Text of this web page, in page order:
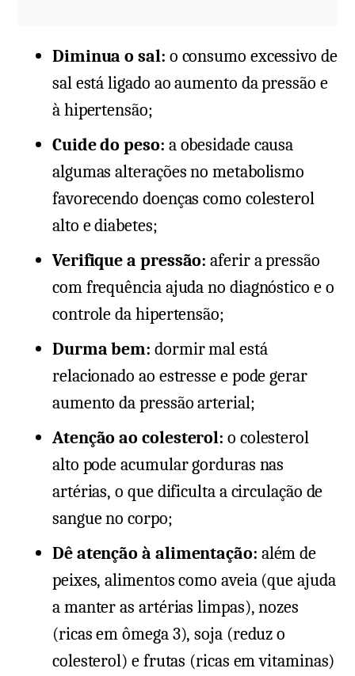
Diminua o sal: o consumo excessivo de
sal está ligado ao aumento da pressão e
à hipertensão;
Cuide do peso: a obesidade causa
algumas alterações no metabolismo
favorecendo doenças como colesterol
alto e diabetes;
Verifique a pressão: aferir a pressão
com frequência ajuda no diagnóstico e o
controle da hipertensão;
Durma bem:dormir mal está
relacionado ao estresse e pode gerar
aumento da pressão arterial;
Atenção ao colesterol: o colesterol
alto pode acumular gorduras nas
artérias, o que dificulta a circulação de
sangue no corpo;
Dê atenção à alimentação: além de
peixes, alimentos como aveia (que ajuda
a manter as artérias limpas), nozes
(ricas em ômega 3), soja (reduz o
colesterol) e frutas (ricas em vitaminas)